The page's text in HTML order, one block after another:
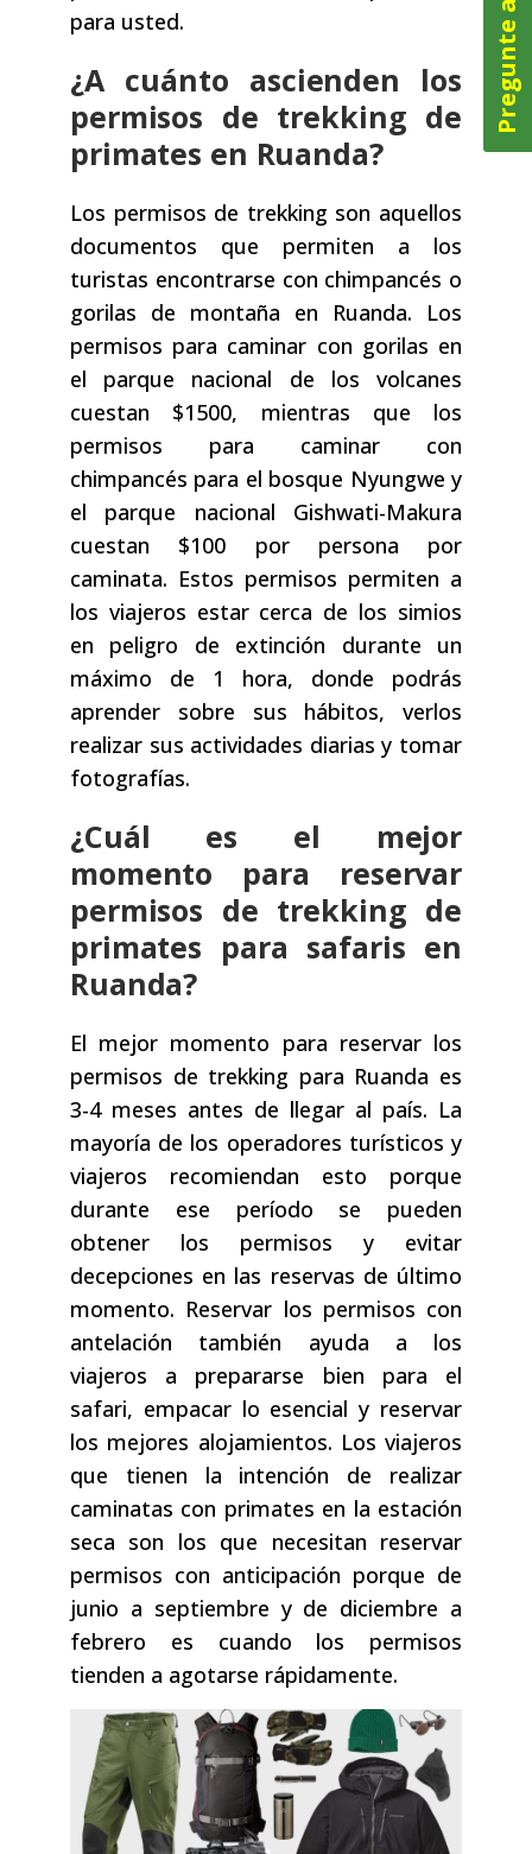
para usted.
¿A cuánto ascienden los
permisos de trekking de
primates en Ruanda?
Los permisos de trekking son aquellos
documentos que permiten a los
turistas encontrarse con chimpancés o
gorilas de montaña en Ruanda. Los
permisos para caminar con gorilas en
el parque nacional de los volcanes
cuestan $1500, mientras que los
permisos para caminar con
chimpancés para el bosque Nyungwe y
el parque nacional Gishwati-Makura
cuestan $100 por persona por
caminata. Estos permisos permiten a
los viajeros estar cerca de los simios
en peligro de extinción durante un
máximo de 1 hora, donde podrás
aprender sobre sus hábitos, verlos
realizar sus actividades diarias y tomar
fotografías.
¿Cuál es el mejor
momento para reservar
permisos de trekking de
primates para safaris en
Ruanda?
El mejor momento para reservar los
permisos de trekking para Ruanda es
3-4 meses antes de llegar al país. La
mayoría de los operadores turísticos y
viajeros recomiendan esto porque
durante ese período se pueden
obtener los permisos y evitar
decepciones en las reservas de último
momento. Reservar los permisos con
antelación también ayuda a los
viajeros a prepararse bien para el
safari, empacar lo esencial y reservar
los mejores alojamientos. Los viajeros
que tienen la intención de realizar
caminatas con primates en la estación
seca son los que necesitan reservar
permisos con anticipación porque de
junio a septiembre y de diciembre a
febrero es cuando los permisos
tienden a agotarse rápidamente.